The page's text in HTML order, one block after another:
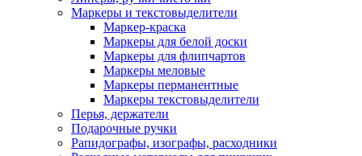
Маркеры и текстовыделители
Маркер-краска
Маркеры для белой доски
Маркеры для флипчартов
Маркеры меловые
Маркеры перманентные
Маркеры текстовыделители
Перья, держатели
Подарочные ручки
Рапидографы, изографы, расходники